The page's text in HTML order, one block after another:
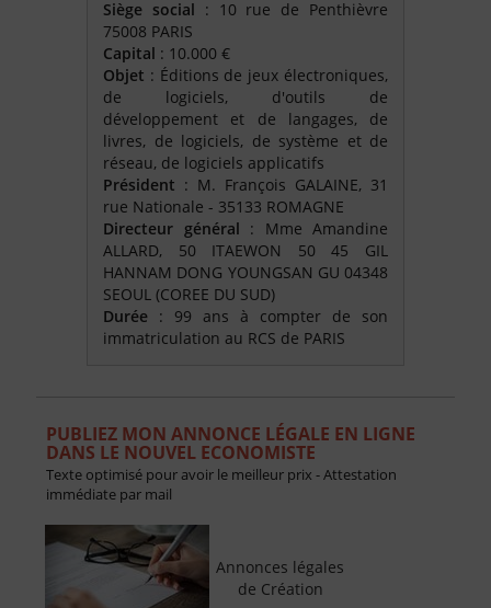
Siège social : 10 rue de Penthièvre
75008 PARIS
Capital : 10.000 €
Objet : Éditions de jeux électroniques,
de logiciels, d'outils de
développement et de langages, de
livres, de logiciels, de système et de
réseau, de logiciels applicatifs
Président : M. François GALAINE, 31
rue Nationale - 35133 ROMAGNE
Directeur général : Mme Amandine
ALLARD, 50 ITAEWON 50 45 GIL
HANNAM DONG YOUNGSAN GU 04348
SEOUL (COREE DU SUD)
Durée : 99 ans à compter de son
immatriculation au RCS de PARIS
PUBLIEZ MON ANNONCE LÉGALE EN LIGNE
DANS LE NOUVEL ECONOMISTE
Texte optimisé pour avoir le meilleur prix - Attestation
immédiate par mail
Annonces légales
de Création